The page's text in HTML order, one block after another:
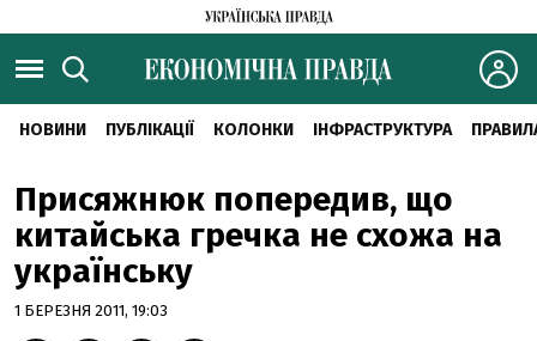
НОВИНИ ПУБЛІКАЦІЇ КОЛОНКИ ІНФРАСТРУКТУРА
Присяжнюк попередив, що
китайська гречка не схожа на
українську
1 БЕРЕЗНЯ 2011, 19:03